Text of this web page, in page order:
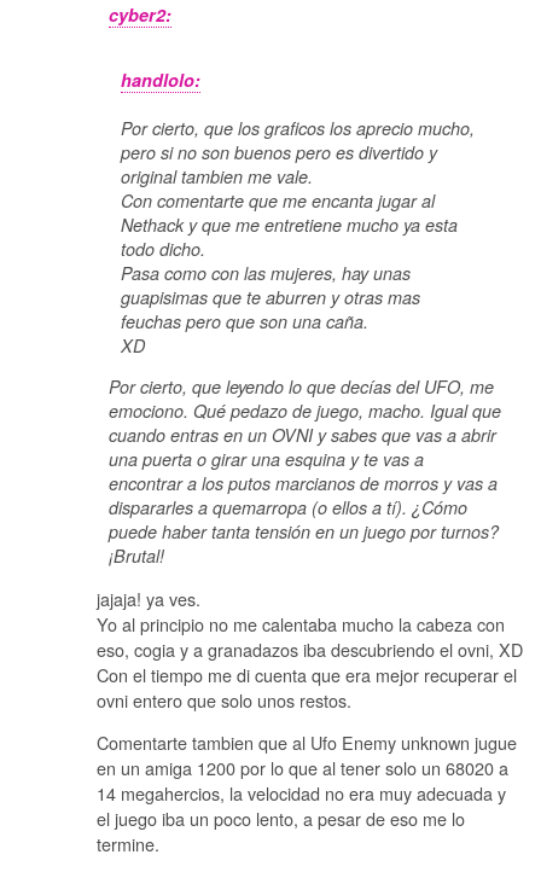
cyber2:
handlolo:
Por cierto, que los graficos los aprecio mucho,
pero si no son buenos pero es divertido y
original tambien me vale.
Con comentarte que me encanta jugar al
Nethack y que me entretiene mucho ya esta
todo dicho.
Pasa como con las mujeres, hay unas
guapisimas que te aburren y otras mas
feuchas pero que son una caña.
XD
Por cierto, que leyendo lo que decías del UFO, me
emociono. Qué pedazo de juego, macho. Igual que
cuando entras en un OVNI y sabes que vas a abrir
una puerta o girar una esquina y te vas a
encontrar a los putos marcianos de morros y vas a
dispararles a quemarropa (o ellos a tí). ¿Cómo
puede haber tanta tensión en un juego por turnos?
¡Brutal!
jajaja! ya ves.
Yo al principio no me calentaba mucho la cabeza con
eso, cogia y a granadazos iba descubriendo el ovni, XD
Con el tiempo me di cuenta que era mejor recuperar el
ovni entero que solo unos restos.
Comentarte tambien que al Ufo Enemy unknown jugue
en un amiga 1200 por lo que al tener solo un 68020 a
14 megahercios, la velocidad no era muy adecuada y
el juego iba un poco lento, a pesar de eso me lo
termine.